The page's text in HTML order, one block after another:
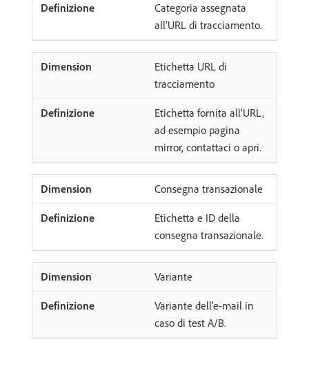
Categoria assegnata
all'URL di tracciamento.
Etichetta URL di
tracciamento
Etichetta fornita all'URL,
ad esempio pagina
mirror, contattaci o apri.
Consegna transazionale
Etichetta e ID della
consegna transazionale.
Variante
Variante dell'e-mail in
caso di test A/B.